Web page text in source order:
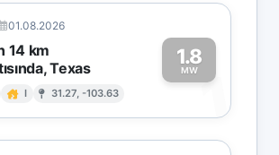
01.08.2026
14 km
Texas
I 31.27, -103.63
1.8
MW1